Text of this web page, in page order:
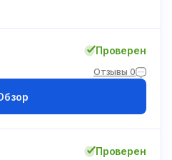
Проверен
Отзывы 0
Проверен